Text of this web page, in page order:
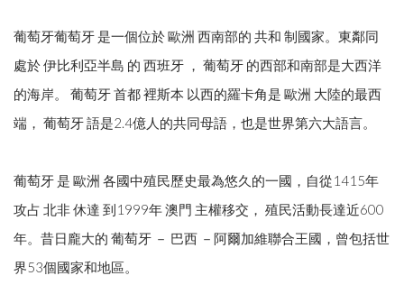
換
臉
葡萄牙葡萄牙 是一個位於 歐洲 西南部的 共和 制國家。東鄰同
處於 伊比利亞半島 的 西班牙 ， 葡萄牙 的西部和南部是大西洋
的海岸。 葡萄牙 首都 裡斯本 以西的羅卡角是 歐洲 大陸的最西
端， 葡萄牙 語是2.4億人的共同母語，也是世界第六大語言。
葡萄牙 是 歐洲 各國中殖民歷史最為悠久的一國，自從1415年
攻占 北非 休達 到1999年 澳門 主權移交， 殖民活動長達近600
年。昔日龐大的 葡萄牙 － 巴西 －阿爾加維聯合王國，曾包括世
界53個國家和地區。